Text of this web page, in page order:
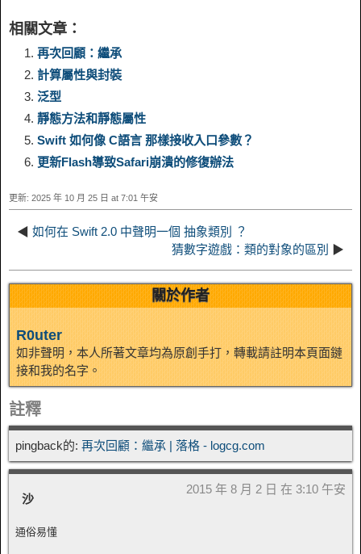
y
L
i
n
k
g
r
a
m
o
t
n
k
e
a
e
相關文章：
再次回顧：繼承
計算屬性與封裝
泛型
靜態方法和靜態屬性
Swift 如何像 C語言 那樣接收入口參數？
更新Flash導致Safari崩潰的修復辦法
更新: 2025 年 10 月 25 日 at 7:01 午安
◀ 如何在 Swift 2.0 中聲明一個 抽象類別 ？
猜數字遊戲：類的對象的區別
▶
關於作者
R0uter
如非聲明，本人所著文章均為原創手打，轉載請註明本頁面鏈
接和我的名字。
註釋
pingback的: 再次回顧：繼承 | 落格 - logcg.com
沙
2015 年 8 月 2 日 在 3:10 午安
通俗易懂